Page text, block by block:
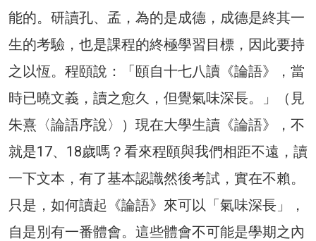
能的。研讀孔、孟，為的是成德，成德是終其一
生的考驗，也是課程的終極學習目標，因此要持
之以恆。程頤說：「頤自十七八讀《論語》，當
時已曉文義，讀之愈久，但覺氣味深長。」（見
朱熹〈論語序說〉）現在大學生讀《論語》，不
就是17、18歲嗎？看來程頤與我們相距不遠，讀
一下文本，有了基本認識然後考試，實在不賴。
只是，如何讀起《論語》來可以「氣味深長」，
自是別有一番體會。這些體會不可能是學期之內